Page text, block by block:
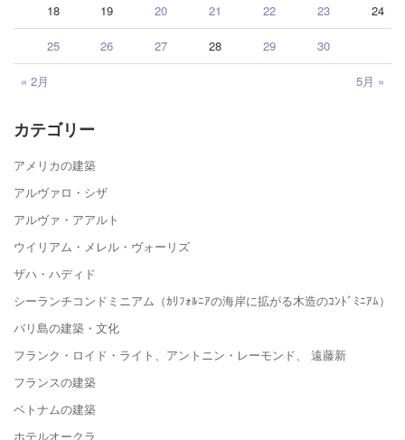
« 2月 5月 »
18 19 20 21 22 23 24
25 26 27 28 29 30
カテゴリー
アメリカの建築
アルヴァロ・シザ
アルヴァ・アアルト
ウイリアム・メレル・ヴォーリズ
ザハ・ハディド
シーランチコンドミニアム（ｶﾘﾌｫﾙﾆｱの海岸に拡がる木造のｺﾝﾄﾞﾐﾆｱﾑ）
バリ島の建築・文化
フランク・ロイド・ライト、アントニン・レーモンド、 遠藤新
フランスの建築
ベトナムの建築
ホテルオークラ